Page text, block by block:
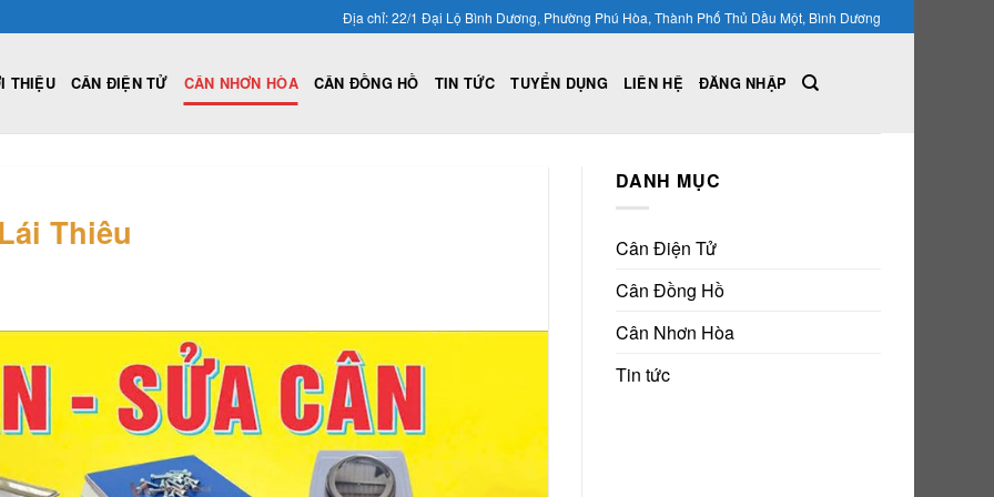
Địa chỉ: 22/1 Đại Lộ Bình Dương, Phường Phú Hòa, Thành Phố Thủ Dầu Một, Bình Dương
THIỆU CÂN ĐIỆN TỬ CÂN NHƠN HÒA CÂN ĐỒNG HỒ TIN TỨC TUYỂN DỤNG LIÊN HỆ ĐĂNG NHẬP
Thiêu
DANH MỤC
Cân Điện Tử
Cân Đồng Hồ
Cân Nhơn Hòa
Tin tức